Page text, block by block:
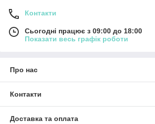
Контакти
Сьогодні працює з 09:00 до 18:00
Показати весь графік роботи
Про нас
Контакти
Доставка та оплата